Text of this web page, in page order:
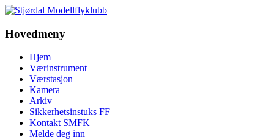
Hovedmeny
Hjem
Værinstrument
Værstasjon
Kamera
Arkiv
Sikkerhetsinstuks FF
Kontakt SMFK
Melde deg inn